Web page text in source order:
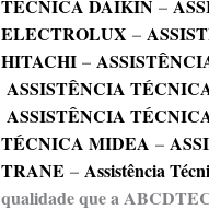
TÉCNICA DAIKIN –
ELECTROLUX –
HITACHI –
ASSISTÊNCIA
ASSISTÊNCIA
TÉCNICA MIDEA –
TRANE –Assistência
qualidade que a